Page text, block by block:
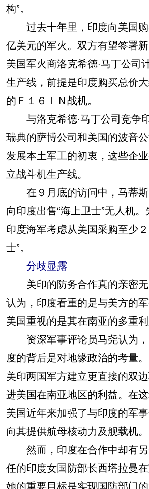
构”。
过去十年里，印度向美国购
亿美元的军火。双方有望签署新
美国军火商洛克希德·马丁公司
生产线，前提是印度购买总价
的Ｆ１６ＩＮ战机。
与洛克希德·马丁公司竞争
瑞典的萨博公司和美国的波音
发展本土军工的初衷，这些企
立战斗机生产线。
在９月底的访问中，马蒂斯
向印度出售“海上卫士”无人机。
印度海军考虑从美国采购至少
士”。
分歧显露
美印的防务合作真的亲密无
认为，印度看重的是与美方的
美国重视的是其在南亚的多重利
资深军事评论员马尧认为，
度的背后是对地缘政治的考量
美印两国军方建立更直接的双
进美国在南亚地区的利益。在
美国近年来加强了与印度的军
向其提供航母核动力及舰载机。
然而，印度在合作中却有另
任的印度女国防部长西塔拉曼
她的重要目标是实现国防部门的